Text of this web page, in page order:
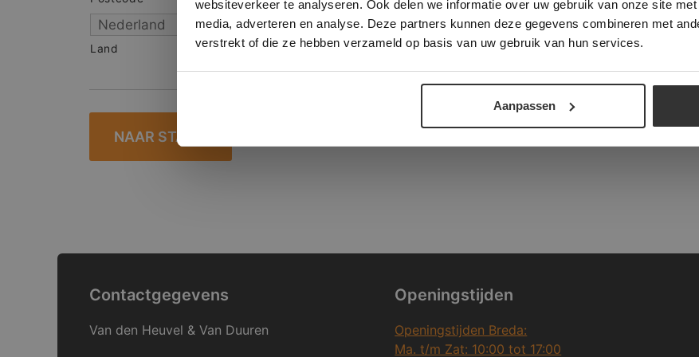
websiteverkeer te analyseren. Ook delen we informatie over uw gebruik van onze site
media, adverteren en analyse. Deze partners kunnen deze gegevens combineren met
verstrekt of die ze hebben verzameld op basis van uw gebruik van hun services.
Aanpassen
Land
Contactgegevens
Van den Heuvel & Van Duuren
Openingstijden
Openingstijden Breda:
Ma. t/m Zat: 10:00 tot 17:00
ALLES ACCEPTEREN ALLES AFWIJZEN